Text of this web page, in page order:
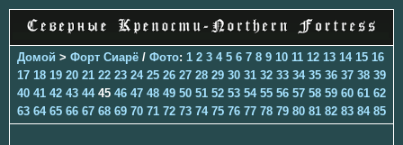
Домой > Форт Сиарё / Фото: 1 2 3 4 5 6 7 8 9 10 11 12 13 14 15 16
17 18 19 20 21 22 23 24 25 26 27 28 29 30 31 32 33 34 35 36 37 38 39
40 41 42 43 4445 46 47 48 49 50 51 52 53 54 55 56 57 58 59 60 61 62
63 64 65 66 67 68 69 70 71 72 73 74 75 76 77 78 79 80 81 82 83 84 85